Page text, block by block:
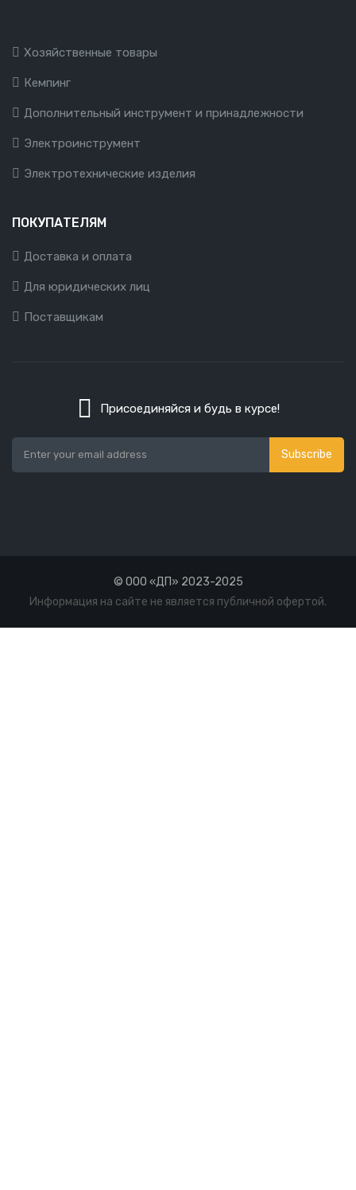
Хозяйственные товары
Кемпинг
Дополнительный инструмент и принадлежности
Электроинструмент
Электротехнические изделия
ПОКУПАТЕЛЯМ
Доставка и оплата
Для юридических лиц
Поставщикам
Присоединяйся и будь в курсе!
Subscribe
© ООО «ДП» 2023-2025
Информация на сайте не является публичной офертой.